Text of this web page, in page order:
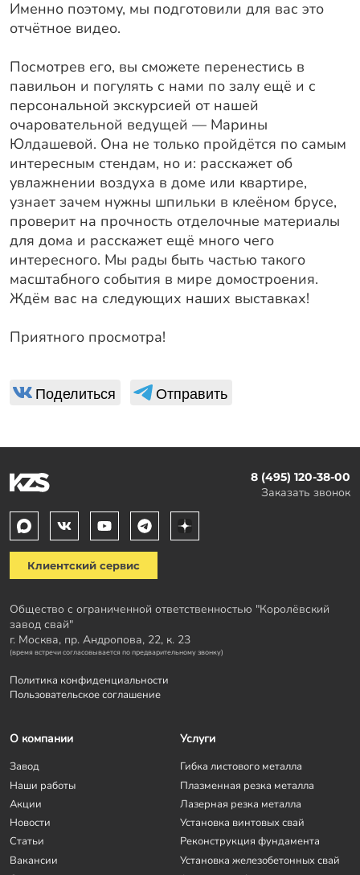
Именно поэтому, мы подготовили для вас это
отчётное видео.
Посмотрев его, вы сможете перенестись в
павильон и погулять с нами по залу ещё и с
персональной экскурсией от нашей
очаровательной ведущей — Марины
Юлдашевой. Она не только пройдётся по самым
интересным стендам, но и: расскажет об
увлажнении воздуха в доме или квартире,
узнает зачем нужны шпильки в клеёном брусе,
проверит на прочность отделочные материалы
для дома и расскажет ещё много чего
интересного. Мы рады быть частью такого
масштабного события в мире домостроения.
Ждём вас на следующих наших выставках!
Приятного просмотра!
Поделиться Отправить
8 (495) 120-38-00
Заказать звонок
Клиентский сервис
Общество с ограниченной ответственностью "Королёвский
завод свай"
г. Москва, пр. Андропова, 22, к. 23
(время встречи согласовывается по предварительному звонку)
Политика конфиденциальности
Пользовательское соглашение
О компании
Завод
Наши работы
Акции
Новости
Статьи
Вакансии
Услуги
Гибка листового металла
Плазменная резка металла
Лазерная резка металла
Установка винтовых свай
Реконструкция фундамента
Установка железобетонных свай